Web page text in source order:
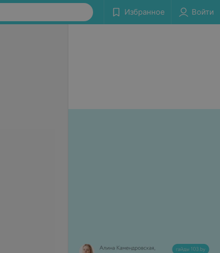
Избранное Войти